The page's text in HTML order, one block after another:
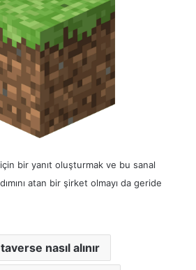
bir yanıt oluşturmak ve bu sanal
atan bir şirket olmayı da geride
nasıl alınır